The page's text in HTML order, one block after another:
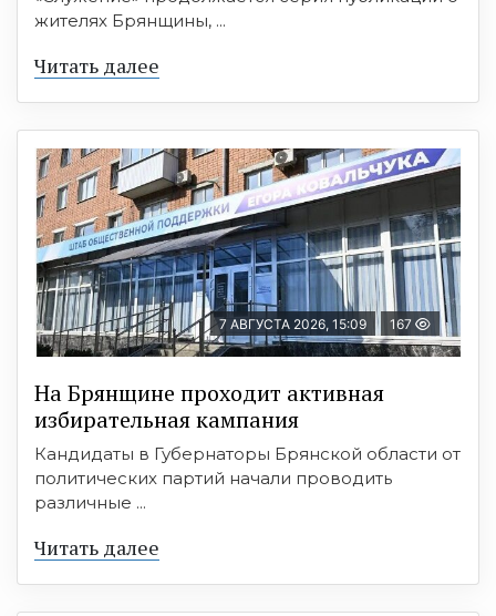
жителях Брянщины, ...
Читать далее
7 АВГУСТА 2026, 15:09 167
На Брянщине проходит активная
избирательная кампания
Кандидаты в Губернаторы Брянской области от
политических партий начали проводить
различные ...
Читать далее